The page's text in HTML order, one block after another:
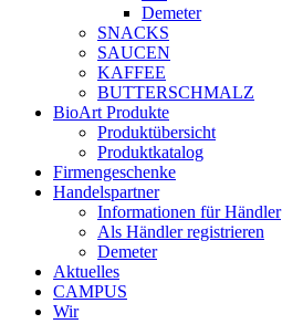
Demeter
SNACKS
SAUCEN
KAFFEE
BUTTERSCHMALZ
BioArt Produkte
Produktübersicht
Produktkatalog
Firmengeschenke
Handelspartner
Informationen für Händler
Als Händler registrieren
Demeter
Aktuelles
CAMPUS
Wir